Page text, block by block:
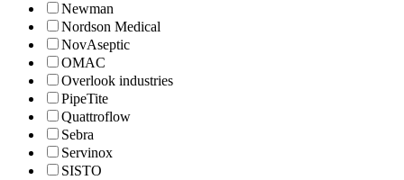
Newman
Nordson Medical
NovAseptic
OMAC
Overlook industries
PipeTite
Quattroflow
Sebra
Servinox
SISTO